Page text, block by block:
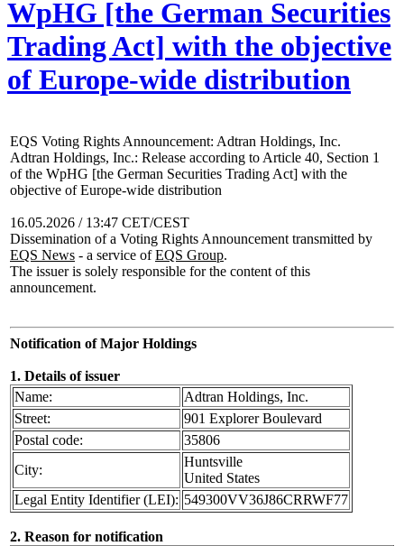
WpHG [the German Securities
Trading Act] with the objective
of Europe-wide distribution
EQS Voting Rights Announcement: Adtran Holdings, Inc.
Adtran Holdings, Inc.: Release according to Article 40, Section 1
of the WpHG [the German Securities Trading Act] with the
objective of Europe-wide distribution
16.05.2026 / 13:47 CET/CEST
Dissemination of a Voting Rights Announcement transmitted by
EQS News - a service ofEQS Group.
The issuer is solely responsible for the content of this
announcement.
Notification of Major Holdings
1. Details of issuer
Name:
Adtran Holdings, Inc.
Street:
901 Explorer Boulevard
Postal code:
35806
City:
Huntsville
United States
Legal Entity Identifier (LEI): 549300VV36J86CRRWF77
2. Reason for notification